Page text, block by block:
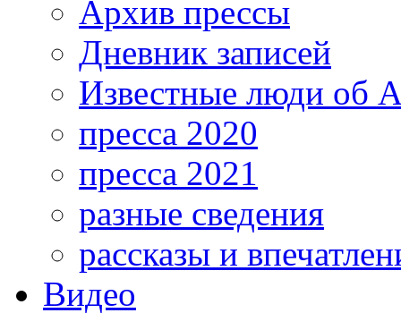
Архив прессы
Дневник записей
Известные люди об
пресса 2020
пресса 2021
разные сведения
рассказы и
Видео